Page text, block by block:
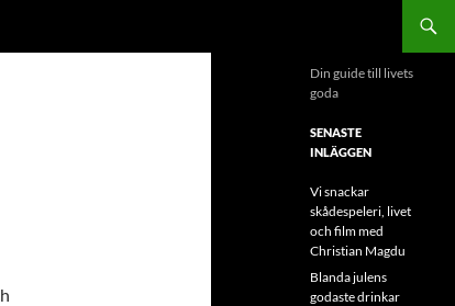
Din guide till livets
goda
SENASTE
INLÄGGEN
Vi snackar
skådespeleri, livet
och film med
Christian Magdu
Blanda julens
godaste drinkar